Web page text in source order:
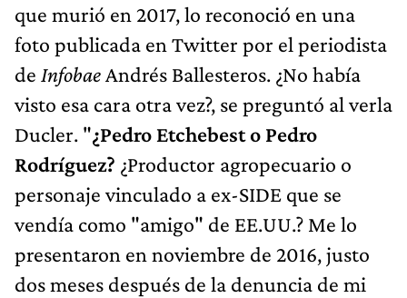
que murió en 2017, lo reconoció en una
foto publicada en Twitter por el periodista
de Infobae Andrés Ballesteros. ¿No había
visto esa cara otra vez?, se preguntó al verla
Ducler. "¿Pedro Etchebest o Pedro
Rodríguez? ¿Productor agropecuario o
personaje vinculado a ex-SIDE que se
vendía como "amigo" de EE.UU.? Me lo
presentaron en noviembre de 2016, justo
dos meses después de la denuncia de mi